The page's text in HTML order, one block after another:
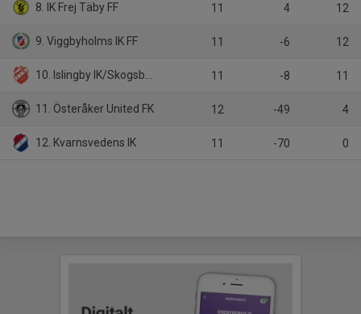
8. IK Frej Täby FF 11 4 12
9. Viggbyholms IK FF 11 -6 12
10. Islingby IK/Skogsbo-Avesta IF 11 -8 11
11. Österåker United FK 12 -49 4
12. Kvarnsvedens IK 11 -70 0